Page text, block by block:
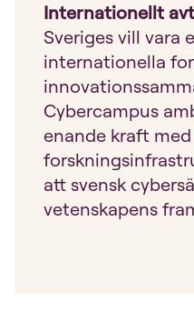
Internationellt
Sveriges vill vara
internationella
Cybercampus
enande kraft med
att svensk
vetenskapens